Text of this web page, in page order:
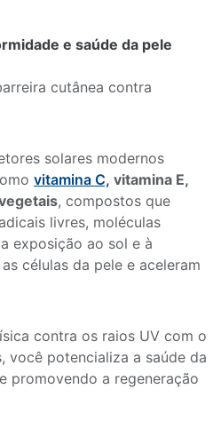
e saúde da pele
cutânea contra
solares modernos
vitamina C, vitamina E,
, compostos que
livres, moléculas
exposição ao sol e à
células da pele e aceleram
contra os raios UV com o
você potencializa a saúde da
promovendo a regeneração